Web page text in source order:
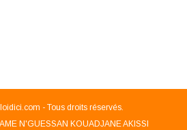
- Tous droits réservés.
N'GUESSAN KOUADJANE AKISSI